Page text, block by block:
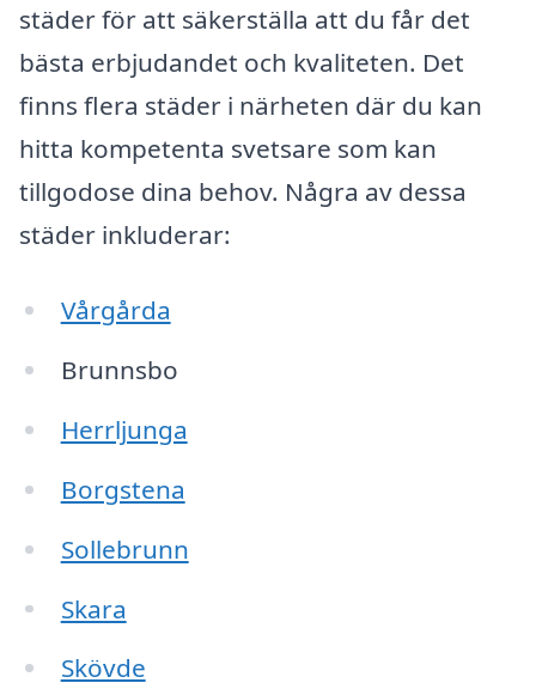
städer för att säkerställa att du får det
bästa erbjudandet och kvaliteten. Det
finns flera städer i närheten där du kan
hitta kompetenta svetsare som kan
tillgodose dina behov. Några av dessa
städer inkluderar:
Vårgårda
Brunnsbo
Herrljunga
Borgstena
Sollebrunn
Skara
Skövde